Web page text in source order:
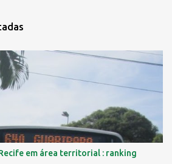
em área territorial : ranking